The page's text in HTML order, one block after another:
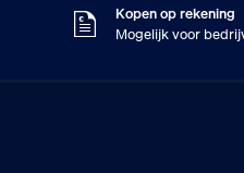
Kopen op rekening
Mogelijk voor